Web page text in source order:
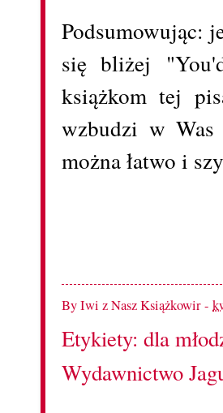
Podsumowując:
się bliżej
książkom tej
wzbudzi w
można łatwo i
ByIwi z Nasz Książkowir-
Etykiety: dla
Wydawnictwo